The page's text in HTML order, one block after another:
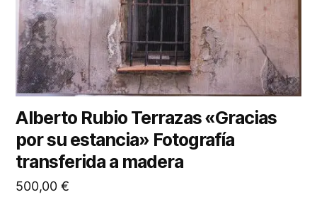
Alberto Rubio Terrazas «Gracias
por su estancia» Fotografía
transferida a madera
500,00 €